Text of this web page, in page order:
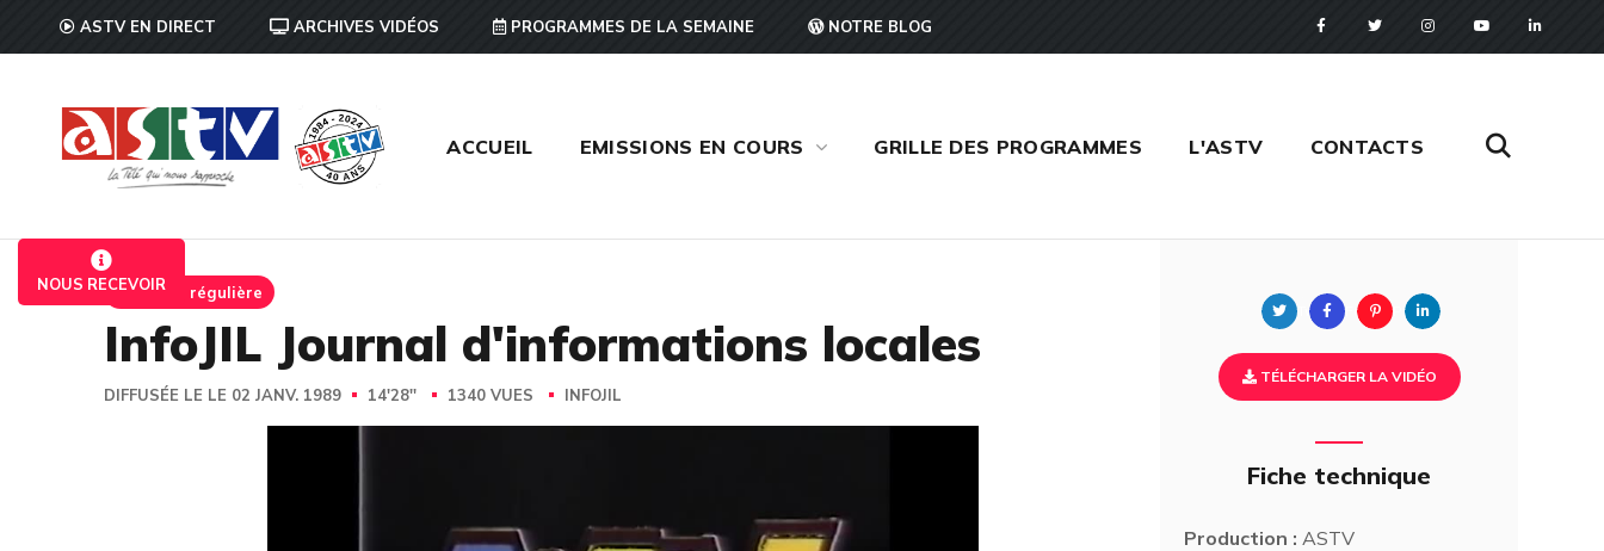
ASTV EN DIRECT ARCHIVES VIDÉOS PROGRAMMES DE LA SEMAINE NOTRE BLOG
ACCUEIL EMISSIONS EN COURS GRILLE DES PROGRAMMES L'ASTV CONTACTS
NOUS RECEVOIREmission régulière
InfoJIL Journal d'informations locales
DIFFUSÉE LE LE 02 JANV. 1989 14'28'' 1340 VUES INFOJIL
Twitter FacebookPinterest
TÉLÉCHARGER LA VIDÉO
Fiche technique
Production : ASTV